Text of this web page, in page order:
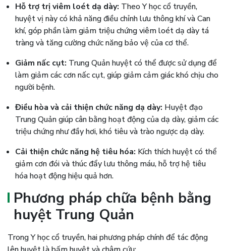
Hỗ trợ trị viêm loét dạ dày: Theo Y học cổ truyền,
huyệt vị này có khả năng điều chỉnh lưu thông khí và Can
khí, góp phần làm giảm triệu chứng viêm loét dạ dày tá
tràng và tăng cường chức năng bảo vệ của cơ thể.
Giảm nấc cụt: Trung Quản huyệt có thể được sử dụng để
làm giảm các cơn nấc cụt, giúp giảm cảm giác khó chịu cho
người bệnh.
Điều hòa và cải thiện chức năng dạ dày: Huyệt đạo
Trung Quản giúp cân bằng hoạt động của dạ dày, giảm các
triệu chứng như đầy hơi, khó tiêu và trào ngược dạ dày.
Cải thiện chức năng hệ tiêu hóa: Kích thích huyệt có thể
giảm cơn đói và thúc đẩy lưu thông máu, hỗ trợ hệ tiêu
hóa hoạt động hiệu quả hơn.
Phương pháp chữa bệnh bằng
huyệt Trung Quản
Trong Y học cổ truyền, hai phương pháp chính để tác động